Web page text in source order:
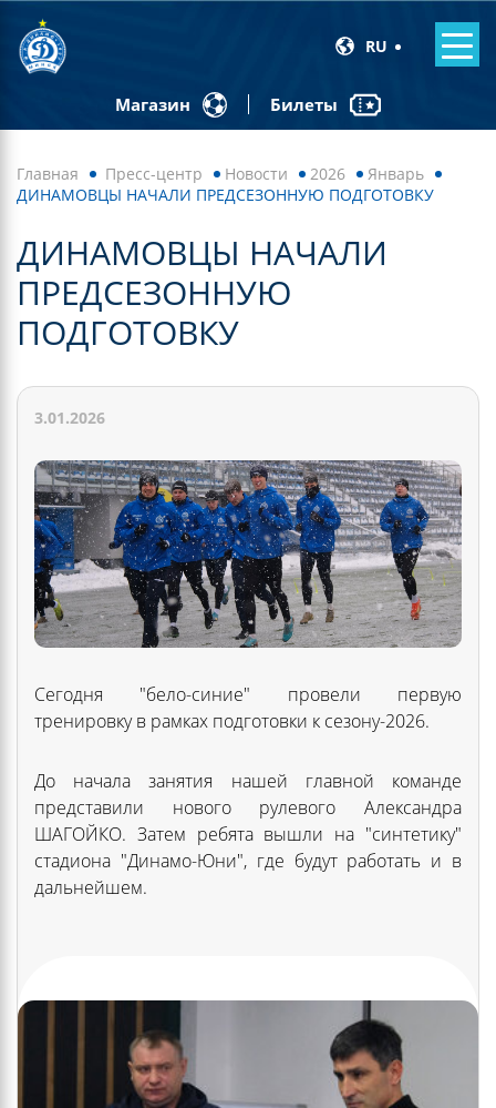
RU
Магазин Билеты
Главная Пресс-центр Новости 2026
Январь
ДИНАМОВЦЫ НАЧАЛИ ПРЕДСЕЗОННУЮ ПОДГОТОВКУ
ДИНАМОВЦЫ НАЧАЛИ
ПРЕДСЕЗОННУЮ
ПОДГОТОВКУ
3.01.2026
Сегодня "бело-синие" провели первую
тренировку в рамках подготовки к сезону-2026.
До начала занятия нашей главной команде
представили нового рулевого Александра
ШАГОЙКО. Затем ребята вышли на "синтетику"
стадиона "Динамо-Юни", где будут работать и в
дальнейшем.